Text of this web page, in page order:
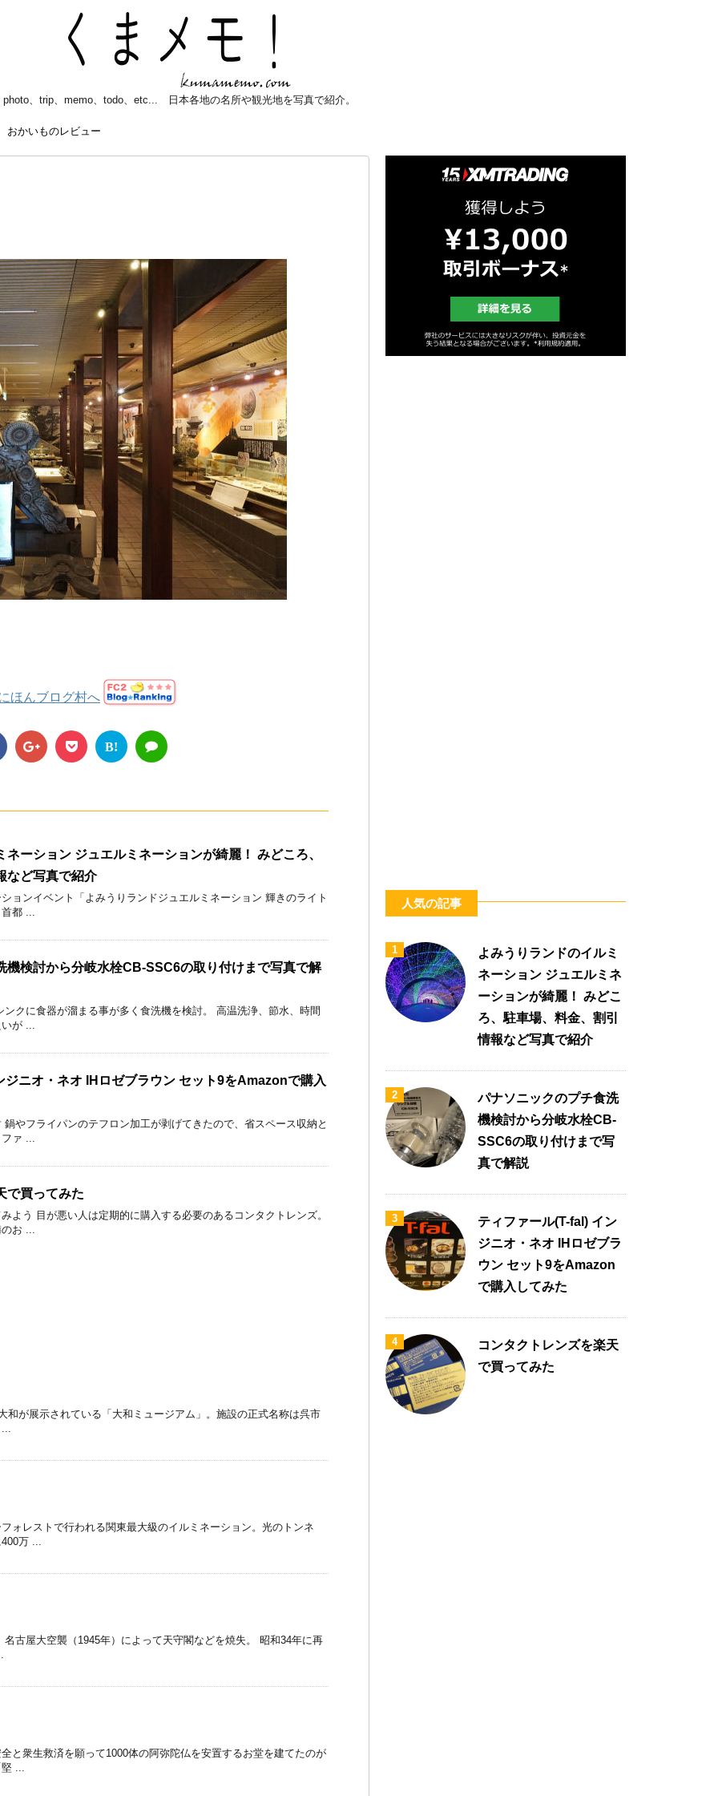
photo、trip、memo、todo、etc... 日本各地の名所や観光地を写真で紹介。
おかいものレビュー
B!
ーション ジュエルミネーションが綺麗！ みどころ、
など写真で紹介
ョンイベント「よみうりランドジュエルミネーション 輝きのライト
都 ...
機検討から分岐水栓CB-SSC6の取り付けまで写真で解
クに食器が溜まる事が多く食洗機を検討。 高温洗浄、節水、時間
が ...
ジニオ・ネオ IHロゼブラウン セット9をAmazonで購入
やフライパンのテフロン加工が剥げてきたので、省スペース収納と
ァ ...
で買ってみた
よう 目が悪い人は定期的に購入する必要のあるコンタクトレンズ。
お ...
和が展示されている「大和ミュージアム」。施設の正式名称は呉市
ォレストで行われる関東最大級のイルミネーション。光のトンネ
万 ...
古屋大空襲（1945年）によって天守閣などを焼失。 昭和34年に再
と衆生救済を願って1000体の阿弥陀仏を安置するお堂を建てたのが
...
人気の記事
1
よみうりランドのイルミ
ネーション ジュエルミネ
ーションが綺麗！ みどこ
ろ、駐車場、料金、割引
情報など写真で紹介
2
パナソニックのプチ食洗
機検討から分岐水栓CB-
SSC6の取り付けまで写
真で解説
3
ティファール(T-fal) イン
ジニオ・ネオ IHロゼブラ
ウン セット9をAmazon
で購入してみた
4
コンタクトレンズを楽天
で買ってみた